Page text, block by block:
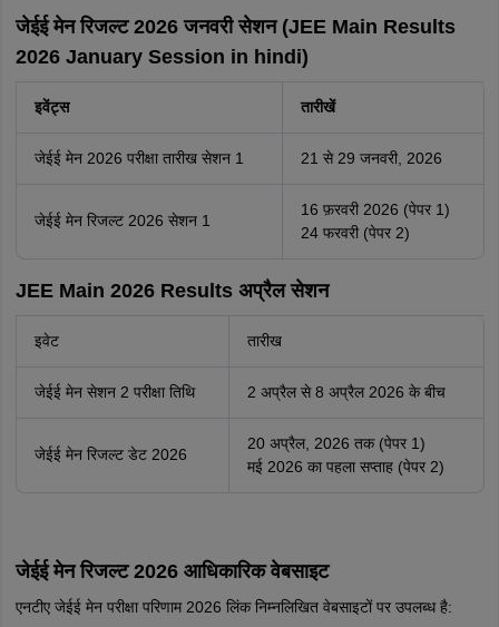
जेईई मेन रिजल्ट 2026 जनवरी सेशन (JEE Main Results
2026 January Session in hindi)
इवेंट्स तारीखें
जेईई मेन 2026 परीक्षा तारीख सेशन 1 21 से 29 जनवरी, 2026
जेईई मेन रिजल्ट 2026 सेशन 1
16 फ़रवरी 2026 (पेपर 1)
24 फरवरी (पेपर 2)
JEE Main 2026 Results अप्रैल सेशन
इवेट तारीख
जेईई मेन सेशन 2 परीक्षा तिथि 2 अप्रैल से 8 अप्रैल 2026 के बीच
जेईई मेन रिजल्ट डेट 2026
20 अप्रैल, 2026 तक (पेपर 1)
मई 2026 का पहला सप्ताह (पेपर 2)
जेईई मेन रिजल्ट 2026 आधिकारिक वेबसाइट
एनटीए जेईई मेन परीक्षा परिणाम 2026 लिंक निम्नलिखित वेबसाइटों पर उपलब्ध है: